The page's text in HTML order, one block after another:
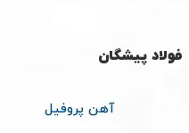
فولاد پیشگان
آهن پروفیل